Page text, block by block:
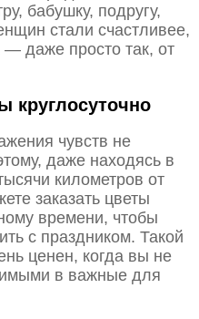
бабушку, подругу,
стали счастливее,
— даже просто так, от
круглосуточно
чувств не
даже находясь в
километров от
заказать цветы
времени, чтобы
с праздником. Такой
ценен, когда вы не
в важные для